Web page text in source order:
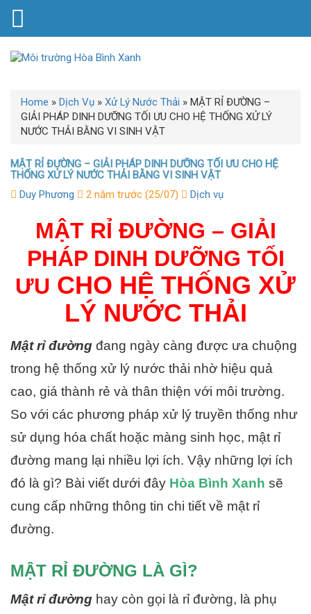
Home » Dịch Vụ » Xử Lý Nước Thải » MẬT RỈ ĐƯỜNG –
GIẢI PHÁP DINH DƯỠNG TỐI ƯU CHO HỆ THỐNG XỬ LÝ
NƯỚC THẢI BẰNG VI SINH VẬT
MẬT RỈ ĐƯỜNG – GIẢI PHÁP DINH DƯỠNG TỐI ƯU CHO HỆ
THỐNG XỬ LÝ NƯỚC THẢI BẰNG VI SINH VẬT
Duy Phương
2 năm trước (25/07) Dịch vụ
MẬT RỈ ĐƯỜNG – GIẢI
PHÁP DINH DƯỠNG TỐI
ƯU CHO HỆ THỐNG XỬ
LÝ NƯỚC THẢI
Mật rỉ đường đang ngày càng được ưa chuộng
trong hệ thống xử lý nước thải nhờ hiệu quả
cao, giá thành rẻ và thân thiện với môi trường.
So với các phương pháp xử lý truyền thống như
sử dụng hóa chất hoặc màng sinh học, mật rỉ
đường mang lại nhiều lợi ích. Vậy những lợi ích
đó là gì? Bài viết dưới đây Hòa Bình Xanh sẽ
cung cấp những thông tin chi tiết về mật rỉ
đường.
MẬT RỈ ĐƯỜNG LÀ GÌ?
Mật rỉ đường hay còn gọi là rỉ đường, là phụ